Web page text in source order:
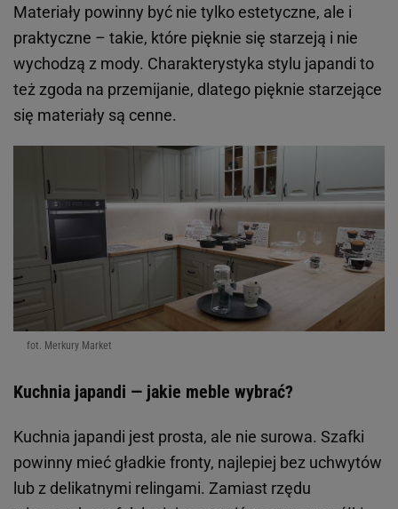
Materiały powinny być nie tylko estetyczne, ale i
praktyczne – takie, które pięknie się starzeją i nie
wychodzą z mody. Charakterystyka stylu japandi to
też zgoda na przemijanie, dlatego pięknie starzejące
się materiały są cenne.
fot. Merkury Market
Kuchnia japandi — jakie meble wybrać?
Kuchnia japandi jest prosta, ale nie surowa. Szafki
powinny mieć gładkie fronty, najlepiej bez uchwytów
lub z delikatnymi relingami. Zamiast rzędu